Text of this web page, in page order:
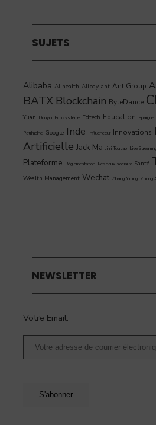
SUJETS
Alibaba Alihealth Alipay ant Ant Group
BATX Blockchain ByteDance
Yuan Douyin Ecosystème Edtech Education Epargne
Patrimoine Google Inde Influenceur Innovations
Artificielle Jack Ma Jinri Toutiao Live
Plateforme Réglementation Réseaux sociaux Santé
Wealth Management Wechat Zhang Yiming Zhong
NEWSLETTER
Votre Email: